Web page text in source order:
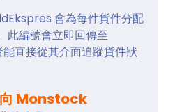
會為每件貨件分配
此編號會立即回傳至
直接從其介面追蹤貨件狀
Monstock